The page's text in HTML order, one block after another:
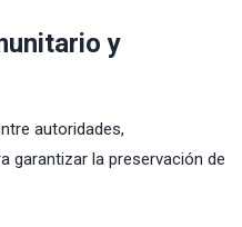
y
autoridades,
garantizar la preservación de